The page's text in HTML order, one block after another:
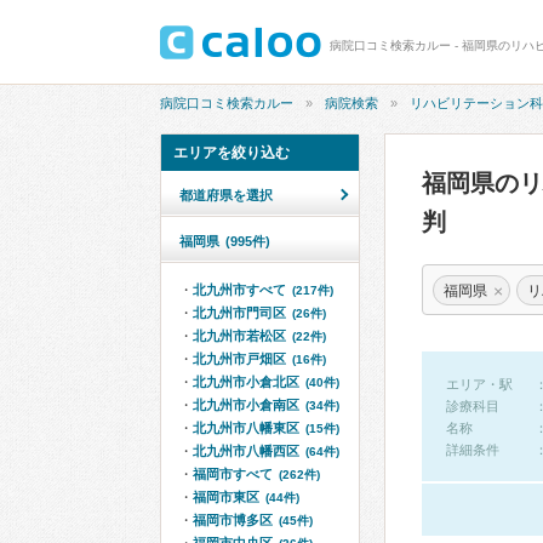
病院口コミ検索カルー - 福岡県のリハ
病院口コミ検索カルー 病院検索 リハビリテーション科
福岡県の
判
福岡県 ×
エリア・駅
診療科目
名称
詳細条件
エリアを絞り込む
都道府県を選択
福岡県 (995件)
北九州市すべて (217件)
北九州市門司区 (26件)
北九州市若松区 (22件)
北九州市戸畑区 (16件)
北九州市小倉北区 (40件)
北九州市小倉南区 (34件)
北九州市八幡東区 (15件)
北九州市八幡西区 (64件)
福岡市すべて (262件)
福岡市東区 (44件)
福岡市博多区 (45件)